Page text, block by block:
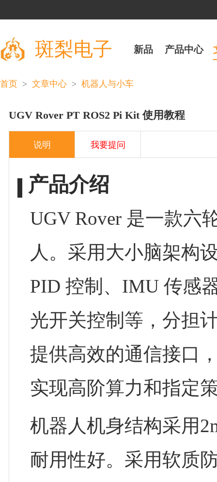
斑梨电子 新品 产品中心
首页 > 文章中心 > 机器人与小车
UGV Rover PT ROS2 Pi Kit 使用教程
说明 我要提问
产品介绍
UGV Rover 是一款六
人。采用大小脑架构
PID 控制、IMU 传感
光开关控制等，分担
提供高效的通信接口
实现高阶算力和指定
机器人机身结构采用
耐用性好。采用软质